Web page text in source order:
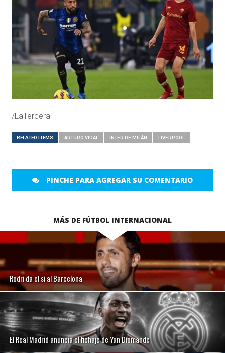
/LaTercera
RELATED ITEMS ARTURO VIDAL INTER DE MILÁN LIVERPOOL
PINCHE PARA AGREGAR SU COMENTARIO
MÁS DE FÚTBOL INTERNACIONAL
Rodri da el sí al Barcelona
El Real Madrid anuncia el fichaje de Yan Diomande